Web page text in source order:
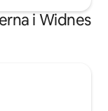
i Widnes